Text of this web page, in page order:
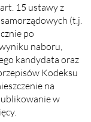
15 ustawy z
(t.j.
po
naboru,
kandydata oraz
Kodeksu
na
w